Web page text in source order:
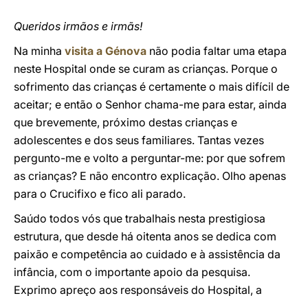
Queridos irmãos e irmãs!
Na minha visita a Génova não podia faltar uma etapa
neste Hospital onde se curam as crianças. Porque o
sofrimento das crianças é certamente o mais difícil de
aceitar; e então o Senhor chama-me para estar, ainda
que brevemente, próximo destas crianças e
adolescentes e dos seus familiares. Tantas vezes
pergunto-me e volto a perguntar-me: por que sofrem
as crianças? E não encontro explicação. Olho apenas
para o Crucifixo e fico ali parado.
Saúdo todos vós que trabalhais nesta prestigiosa
estrutura, que desde há oitenta anos se dedica com
paixão e competência ao cuidado e à assistência da
infância, com o importante apoio da pesquisa.
Exprimo apreço aos responsáveis do Hospital, a